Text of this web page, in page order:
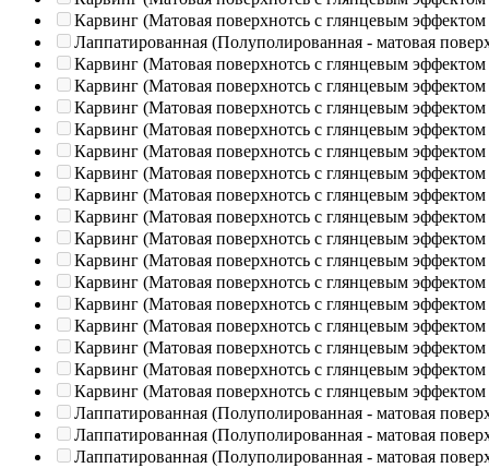
Карвинг (Матовая поверхнотсь с глянцевым эффектом
Лаппатированная (Полуполированная - матовая
Карвинг (Матовая поверхнотсь с глянцевым эффектом
Карвинг (Матовая поверхнотсь с глянцевым эффектом
Карвинг (Матовая поверхнотсь с глянцевым эффектом
Карвинг (Матовая поверхнотсь с глянцевым эффектом
Карвинг (Матовая поверхнотсь с глянцевым эффектом
Карвинг (Матовая поверхнотсь с глянцевым эффектом
Карвинг (Матовая поверхнотсь с глянцевым эффектом
Карвинг (Матовая поверхнотсь с глянцевым эффектом
Карвинг (Матовая поверхнотсь с глянцевым эффектом
Карвинг (Матовая поверхнотсь с глянцевым эффектом
Карвинг (Матовая поверхнотсь с глянцевым эффектом
Карвинг (Матовая поверхнотсь с глянцевым эффектом
Карвинг (Матовая поверхнотсь с глянцевым эффектом
Карвинг (Матовая поверхнотсь с глянцевым эффектом
Карвинг (Матовая поверхнотсь с глянцевым эффектом
Карвинг (Матовая поверхнотсь с глянцевым эффектом
Лаппатированная (Полуполированная - матовая
Лаппатированная (Полуполированная - матовая
Лаппатированная (Полуполированная - матовая